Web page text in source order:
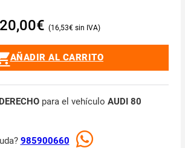
20,00€ 16,53€
AÑADIR AL CARRITO
para el vehículo AUDI 80
985900660